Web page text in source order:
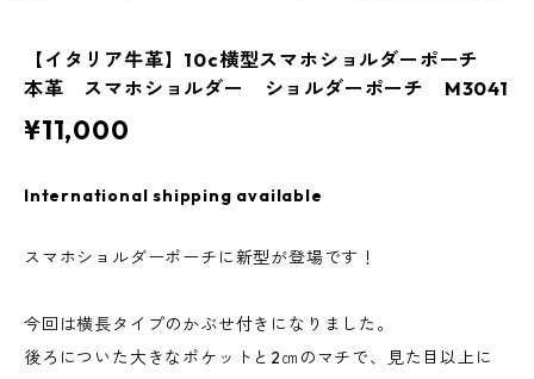
【イタリア牛革】10c横型スマホショルダーポーチ
本革 スマホショルダー ショルダーポーチ M3041
¥11,000
International shipping available
スマホショルダーポーチに新型が登場です！
今回は横長タイプのかぶせ付きになりました。
後ろについた大きなポケットと2㎝のマチで、見た目以上に